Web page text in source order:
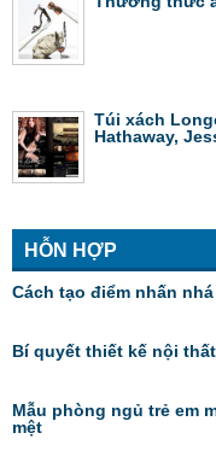
Túi xách
Hathaway,
HỖN HỢP
Cách tạo điểm nhấn
Bí quyết thiết kế nội
Mẫu phòng ngủ trẻ em
mệt